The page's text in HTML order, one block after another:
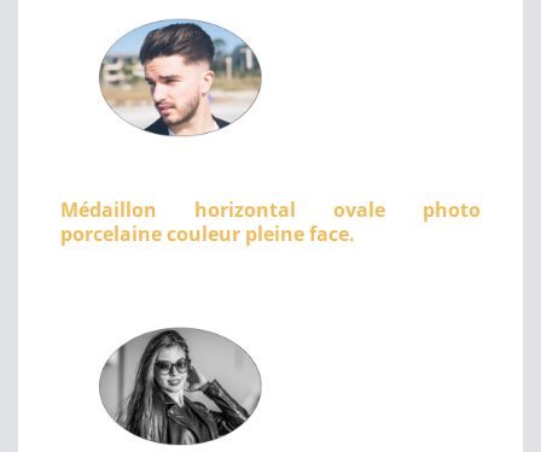
Médaillon horizontal ovale photo
porcelaine couleur pleine face.